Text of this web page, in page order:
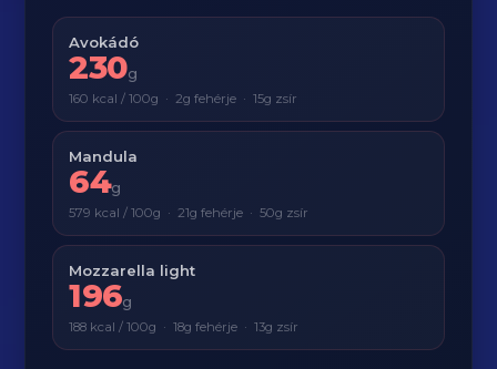
Avokádó
230g
160 kcal / 100g · 2g fehérje · 15g zsír
Mandula
64g
579 kcal / 100g · 21g fehérje · 50g zsír
Mozzarella light
196g
188 kcal / 100g · 18g fehérje · 13g zsír